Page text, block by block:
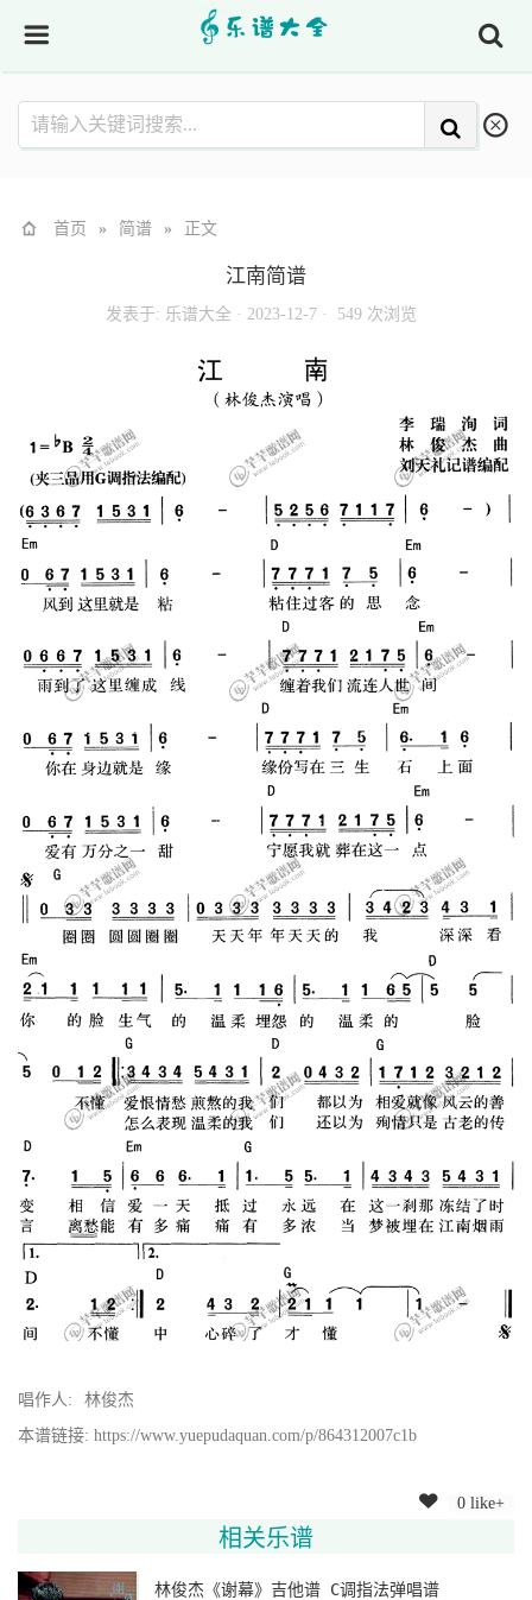
首页 » 简谱 » 正文
江南简谱
发表于: 乐谱大全 · 2023-12-7 · 549 次浏览
唱作人:
林俊杰
本谱链接: https://www.yuepudaquan.com/p/864312007c1b
0 like+
相关乐谱
林俊杰《谢幕》吉他谱 C调指法弹唱谱